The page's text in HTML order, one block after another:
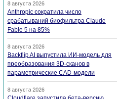
8 августа 2026
Anthropic сократила число
срабатываний биофильтра Claude
Fable 5 на 85%
8 августа 2026
Backflip AI выпустила ИИ-модель для
преобразования 3D-сканов в
параметрические CAD-модели
8 августа 2026